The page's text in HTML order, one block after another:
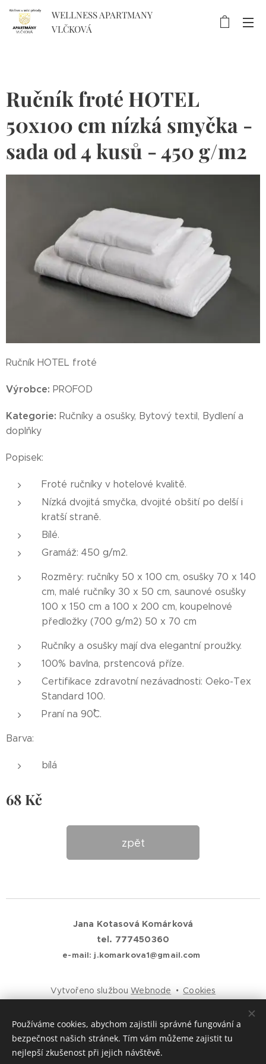
WELLNESS APARTMANY
VLČKOVÁ
Ručník froté HOTEL
50x100 cm nízká smyčka -
sada od 4 kusů - 450 g/m2
Ručník HOTEL froté
Výrobce: PROFOD
Kategorie: Ručníky a osušky, Bytový textil, Bydlení a
doplňky
Popisek:
Froté ručníky v hotelové kvalitě.
Nízká dvojitá smyčka, dvojité obšití po delší i
kratší straně.
Bílé.
Gramáž: 450 g/m2.
Rozměry: ručníky 50 x 100 cm, osušky 70 x 140
cm, malé ručníky 30 x 50 cm, saunové osušky
100 x 150 cm a 100 x 200 cm, koupelnové
předložky (700 g/m2) 50 x 70 cm
Ručníky a osušky mají dva elegantní proužky.
100% bavlna, prstencová příze.
Certifikace zdravotní nezávadnosti: Oeko-Tex
Standard 100.
Praní na 90˚C.
Barva:
bílá
68 Kč
zpět
Jana Kotasová Komárková
tel. 777450360
e-mail: j.komarkova1@gmail.com
Vytvořeno službouWebnode Cookies
Čeština
English
Používáme cookies, abychom zajistili správné fungování a
bezpečnost našich stránek. Tím vám můžeme zajistit tu
nejlepší zkušenost při jejich návštěvě.